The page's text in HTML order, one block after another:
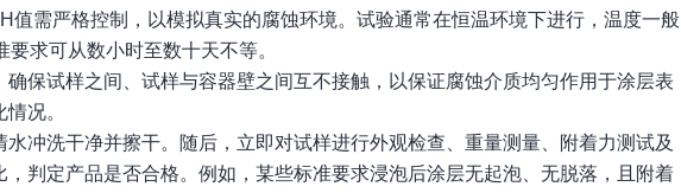
需严格控制，以模拟真实的腐蚀环境。试验通常在恒温环境下进行，温度一般
求可从数小时至数十天不等。
保试样之间、试样与容器壁之间互不接触，以保证腐蚀介质均匀作用于涂层表
况。
冲洗干净并擦干。随后，立即对试样进行外观检查、重量测量、附着力测试及
判定产品是否合格。例如，某些标准要求浸泡后涂层无起泡、无脱落，且附着